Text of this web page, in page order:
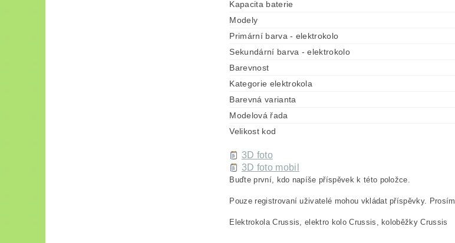
Kapacita baterie
Modely
Primární barva - elektrokolo
Sekundární barva - elektrokolo
Barevnost
Kategorie elektrokola
Barevná varianta
Modelová řada
Velikost kod
3D foto
3D foto mobil
Buďte první, kdo napíše příspěvek k této položce.
Pouze registrovaní uživatelé mohou vkládat příspěvky. Prosím
Elektrokola Crussis, elektro kolo Crussis, koloběžky Crussis